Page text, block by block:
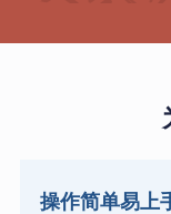
操作简单易上